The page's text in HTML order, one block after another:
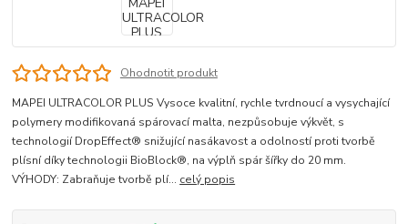
Ohodnotit produkt
MAPEI ULTRACOLOR PLUS Vysoce kvalitní, rychle tvrdnoucí a vysychající
polymery modifikovaná spárovací malta, nezpůsobuje výkvět, s
technologií DropEffect® snižující nasákavost a odolností proti tvorbě
plísní díky technologii BioBlock®, na výplň spár šířky do 20 mm.
VÝHODY: Zabraňuje tvorbě plí... celý popis